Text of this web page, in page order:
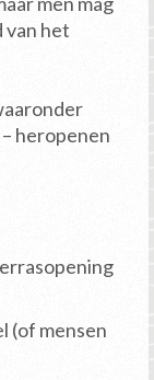
van het
heropenen
(of mensen